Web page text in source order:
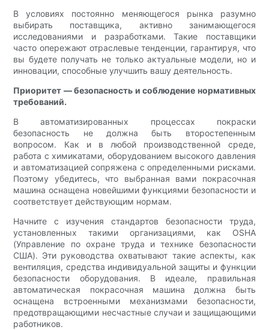
В условиях постоянно меняющегося рынка разумно
выбирать поставщика, активно занимающегося
исследованиями и разработками. Такие поставщики
часто опережают отраслевые тенденции, гарантируя, что
вы будете получать не только актуальные модели, но и
инновации, способные улучшить вашу деятельность.
Приоритет — безопасность и соблюдение нормативных
требований.
В автоматизированных процессах покраски
безопасность не должна быть второстепенным
вопросом. Как и в любой производственной среде,
работа с химикатами, оборудованием высокого давления
и автоматизацией сопряжена с определенными рисками.
Поэтому убедитесь, что выбранная вами покрасочная
машина оснащена новейшими функциями безопасности и
соответствует действующим нормам.
Начните с изучения стандартов безопасности труда,
установленных такими организациями, как OSHA
(Управление по охране труда и технике безопасности
США). Эти руководства охватывают такие аспекты, как
вентиляция, средства индивидуальной защиты и функции
безопасности оборудования. В идеале, правильная
автоматическая покрасочная машина должна быть
оснащена встроенными механизмами безопасности,
предотвращающими несчастные случаи и защищающими
работников.